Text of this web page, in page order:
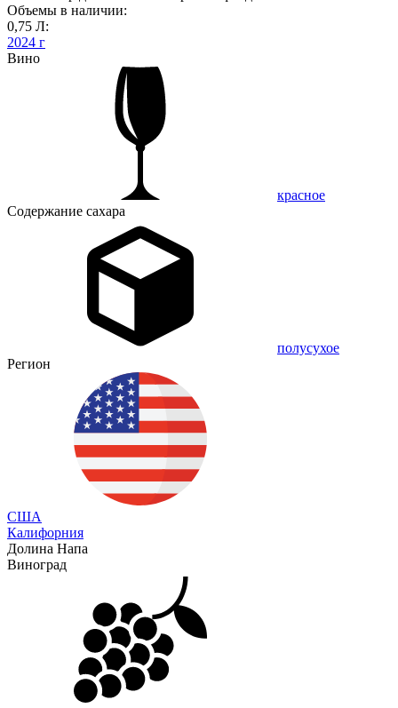
Объемы в наличии:
0,75 Л:
2024 г
Вино
красное
Содержание сахара
полусухое
Регион
США
Калифорния
Долина Напа
Виноград